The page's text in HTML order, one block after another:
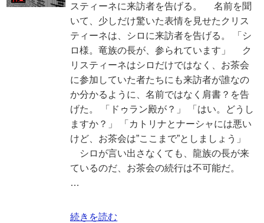
スティーネに来訪者を告げる。 名前を聞
いて、少しだけ驚いた表情を見せたクリス
ティーネは、シロに来訪者を告げる。 「シ
ロ様。竜族の長が、参られています」 ク
リスティーネはシロだけではなく、お茶会
に参加していた者たちにも来訪者が誰なの
か分かるように、名前ではなく肩書？を告
げた。 「ドゥラン殿が？」 「はい。どうし
ますか？」 「カトリナとナーシャには悪い
けど、お茶会は”ここまで”としましょう」
シロが言い出さなくても、龍族の長が来
ているのだ、お茶会の続行は不可能だ。
…
続きを読む